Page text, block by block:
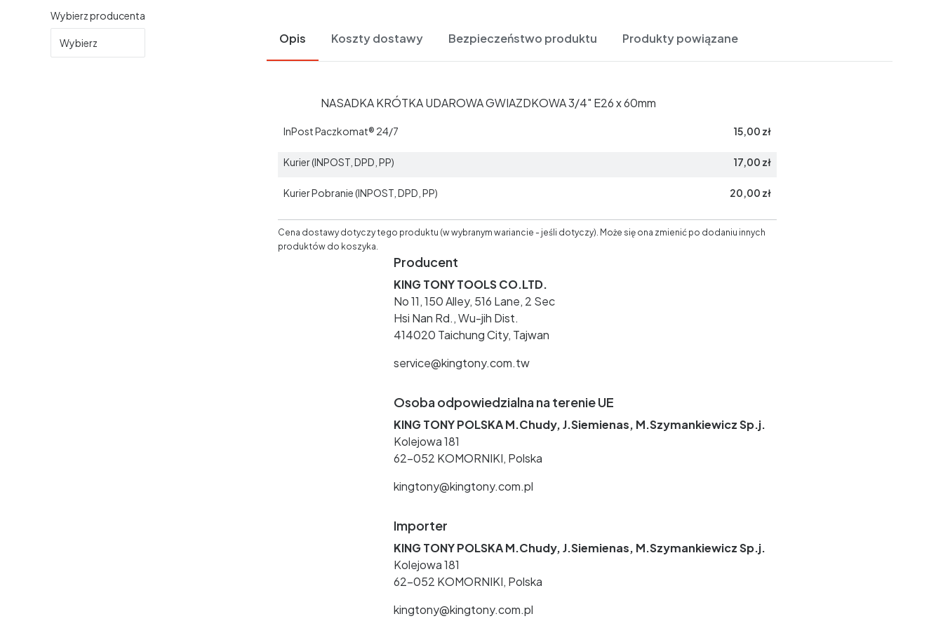
Wybierz producenta
Wybierz Opis Koszty dostawy Bezpieczeństwo produktu Produkty powiązane
NASADKA KRÓTKA UDAROWA GWIAZDKOWA 3/4" E26 x 60mm
InPost Paczkomat® 24/7 15,00 zł
Kurier (INPOST, DPD, PP) 17,00 zł
Kurier Pobranie (INPOST, DPD, PP) 20,00 zł
Cena dostawy dotyczy tego produktu (w wybranym wariancie - jeśli dotyczy). Może się ona zmienić po dodaniu innych
produktów do koszyka.
Producent
KING TONY TOOLS CO.LTD.
No 11, 150 Alley, 516 Lane, 2 Sec
Hsi Nan Rd., Wu-jih Dist.
414020 Taichung City, Tajwan
service@kingtony.com.tw
Osoba odpowiedzialna na terenie UE
KING TONY POLSKA M.Chudy, J.Siemienas, M.Szymankiewicz Sp.j.
Kolejowa 181
62-052 KOMORNIKI, Polska
kingtony@kingtony.com.pl
Importer
KING TONY POLSKA M.Chudy, J.Siemienas, M.Szymankiewicz Sp.j.
Kolejowa 181
62-052 KOMORNIKI, Polska
kingtony@kingtony.com.pl